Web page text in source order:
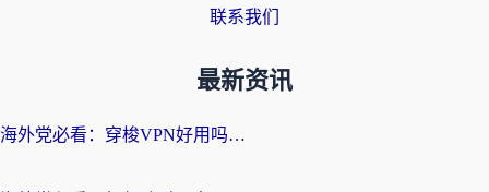
联系我们
最新资讯
海外党必看：穿梭VPN好用吗？和云帆VPN对比哪个回国效果更好？附真实测评+避坑指南